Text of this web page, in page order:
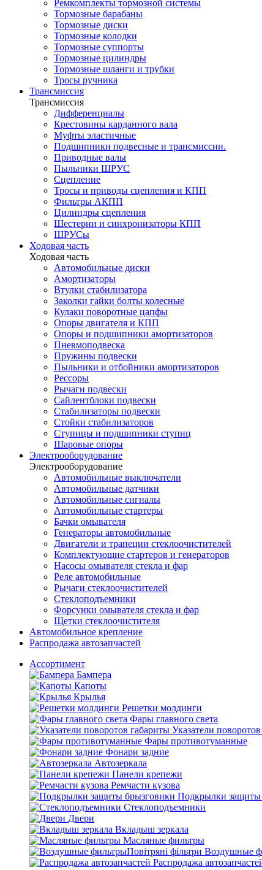
Ремкомплекты тормозной системы
Тормозные барабаны
Тормозные диски
Тормозные колодки
Тормозные суппорты
Тормозные цилиндры
Тормозные шланги и трубки
Тросы ручника
Трансмиссия
Трансмиссия
Дифференциалы
Крестовины карданного вала
Муфты эластичные
Подшипники подвесные и трансмиссии.
Приводные валы
Пыльники ШРУС
Сцепление
Тросы и приводы сцепления и КПП
Фильтры АКПП
Цилиндры сцепления
Шестерни и синхронизаторы КПП
ШРУСы
Ходовая часть
Ходовая часть
Автомобильные диски
Амортизаторы
Втулки стабилизатора
Заколки гайки болты колесные
Кулаки поворотные цапфы
Опоры двигателя и КПП
Опоры и подшипники амортизаторов
Пневмоподвеска
Пружины подвески
Пыльники и отбойники амортизаторов
Рессоры
Рычаги подвески
Сайлентблоки подвески
Стабилизаторы подвески
Стойки стабилизаторов
Ступицы и подшипники ступиц
Шаровые опоры
Электрооборудование
Электрооборудование
Автомобильные выключатели
Автомобильные датчики
Автомобильные сигналы
Автомобильные стартеры
Бачки омывателя
Генераторы автомобильные
Двигатели и трапеции стеклоочистителей
Комплектующие стартеров и генераторов
Насосы омывателя стекла и фар
Реле автомобильные
Рычаги стеклоочистителей
Стеклоподъемники
Форсунки омывателя стекла и фар
Щетки стеклоочистителя
Автомобильное крепление
Распродажа автозапчастей
Ассортимент
Бампера
Капоты
Крылья
Решетки молдинги
Фары главного света
Указатели
Фары противотуманные
Фонари задние
Автозеркала
Панели крепежи
Ремчасти кузова
Подкрылки защиты
Стеклоподъемники
Двери
Вкладыш зеркала
Масляные фильтры
Воздушные
Распродажа